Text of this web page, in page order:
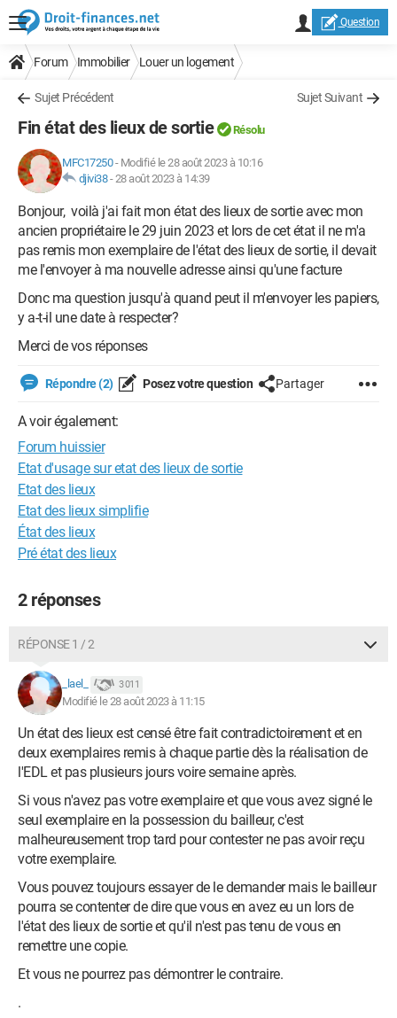
Question
Forum Immobilier Louer un logement
Sujet Précédent Sujet Suivant
Fin état des lieux de sortie Résolu
MFC17250- Modifié le 28 août 2023 à 10:16
djivi38-28 août 2023 à 14:39
Bonjour, voilà j'ai fait mon état des lieux de sortie avec mon
ancien propriétaire le 29 juin 2023 et lors de cet état il ne m'a
pas remis mon exemplaire de l'état des lieux de sortie, il devait
me l'envoyer à ma nouvelle adresse ainsi qu'une facture
Donc ma question jusqu'à quand peut il m'envoyer les papiers,
y a-t-il une date à respecter?
Merci de vos réponses
Répondre (2) Posez votre question Partager
A voir également:
Forum huissier
Etat d'usage sur etat des lieux de sortie
Etat des lieux
Etat des lieux simplifie
État des lieux
Pré état des lieux
2 réponses
RÉPONSE 1 / 2
_lael_ 3 011
Modifié le 28 août 2023 à 11:15
Un état des lieux est censé être fait contradictoirement et en
deux exemplaires remis à chaque partie dès la réalisation de
l'EDL et pas plusieurs jours voire semaine après.
Si vous n'avez pas votre exemplaire et que vous avez signé le
seul exemplaire en la possession du bailleur, c'est
malheureusement trop tard pour contester ne pas avoir reçu
votre exemplaire.
Vous pouvez toujours essayer de le demander mais le bailleur
pourra se contenter de dire que vous en avez eu un lors de
l'état des lieux de sortie et qu'il n'est pas tenu de vous en
remettre une copie.
Et vous ne pourrez pas démontrer le contraire.
.